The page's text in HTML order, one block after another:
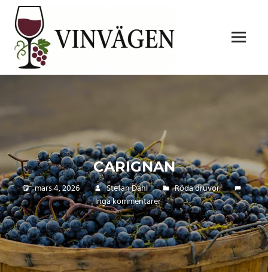
Hoppa
innehåll
Meny
CARIGNAN
mars 4, 2026 Stefan Dahl
Röda druvor
Inga kommentarer